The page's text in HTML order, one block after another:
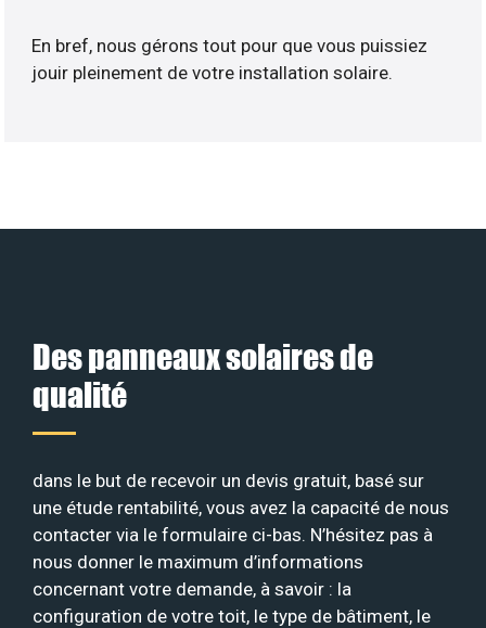
En bref, nous gérons tout pour que vous puissiez
jouir pleinement de votre installation solaire.
Des panneaux solaires de
qualité
dans le but de recevoir un devis gratuit, basé sur
une étude rentabilité, vous avez la capacité de nous
contacter via le formulaire ci-bas. N’hésitez pas à
nous donner le maximum d’informations
concernant votre demande, à savoir : la
configuration de votre toit, le type de bâtiment, le